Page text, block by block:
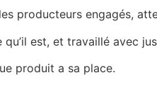
producteurs engagés,
est, et travaillé avec
produit a sa place.